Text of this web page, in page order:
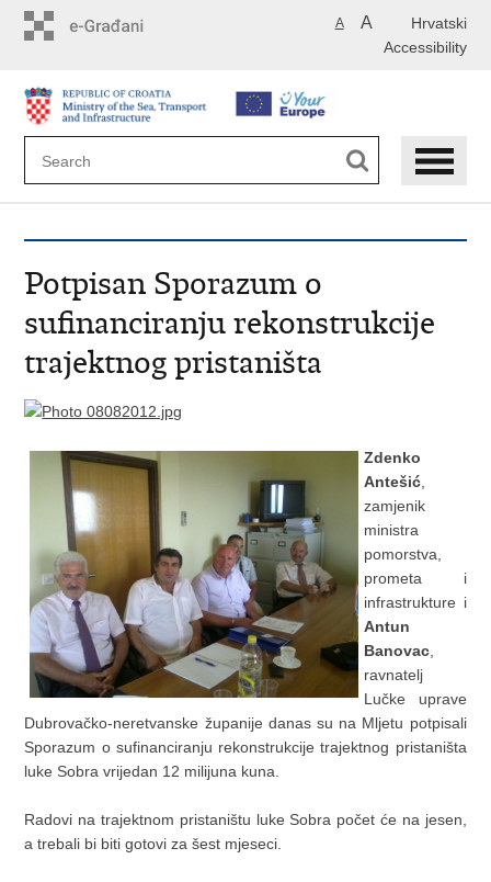
Hrvatski
A A
Accessibility
Potpisan Sporazum o
sufinanciranju rekonstrukcije
trajektnog pristaništa
Zdenko
Antešić,
zamjenik
ministra
pomorstva,
prometa i
infrastrukture i
Antun
Banovac,
ravnatelj
Lučke uprave
Dubrovačko-neretvanske županije danas su na Mljetu potpisali
Sporazum o sufinanciranju rekonstrukcije trajektnog pristaništa
luke Sobra vrijedan 12 milijuna kuna.
Radovi na trajektnom pristaništu luke Sobra počet će na jesen,
a trebali bi biti gotovi za šest mjeseci.